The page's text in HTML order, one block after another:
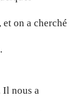
on a cherché
Il nous a